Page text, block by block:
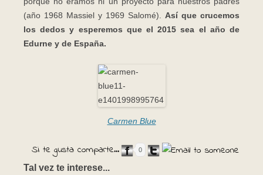
(año 1968 Massiel y 1969 Salomé). Así que crucemos
los dedos y esperemos que el 2015 sea el año de
Edurne y de España.
Carmen Blue
Si te gusta comparte... 0
Tal vez te interese...